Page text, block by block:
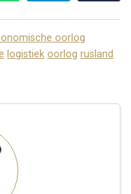
oorlog
logistiek oorlog rusland